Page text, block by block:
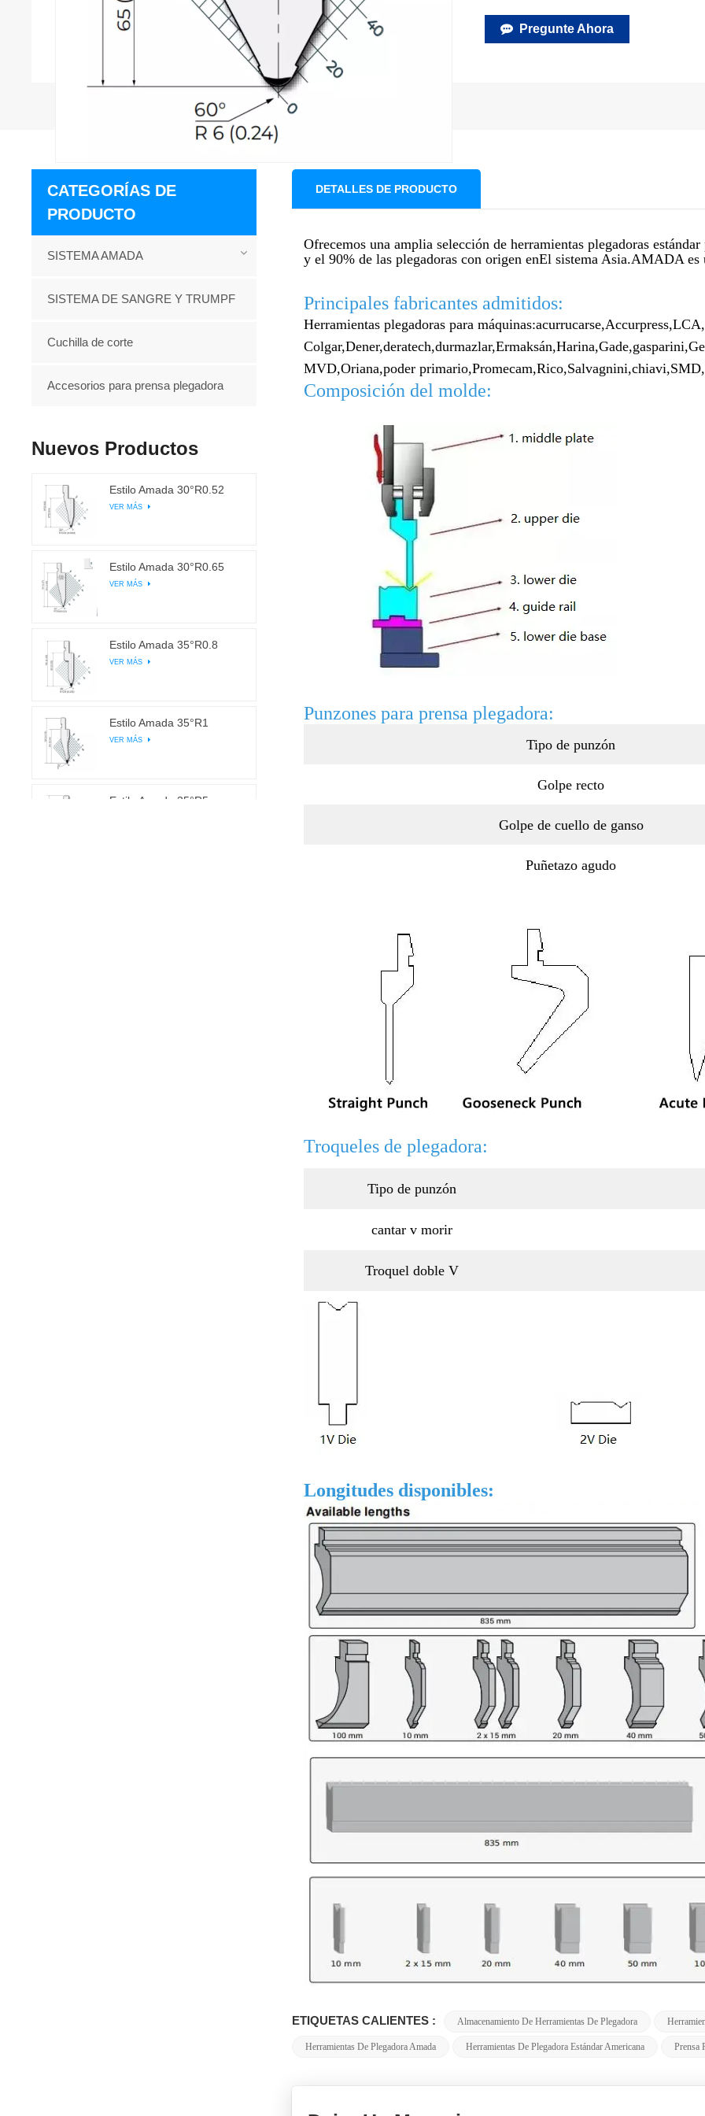
Pregunte Ahora
DETALLES DE PRODUCTO
Ofrecemos una amplia selección de herramientas plegadoras
y el 90% de las plegadoras con origen enEl sistema Asia.AMADA es
Principales fabricantes admitidos:
Herramientas plegadoras para máquinas:acurrucarse,Accurpress,LCA,
Colgar,Dener,deratech,durmazlar,Ermaksán,Harina,Gade,gasparini,
MVD,Oriana,poder primario,Promecam,Rico,Salvagnini,chiavi,SMD,
Composición del molde:
Punzones para prensa plegadora:
Tipo de punzón
Golpe recto
Golpe de cuello de ganso
Puñetazo agudo
Troqueles de plegadora:
Tipo de punzón
cantar v morir
Troquel doble V
Longitudes disponibles:
ETIQUETAS CALIENTES : Almacenamiento De Herramientas De Plegadora
Herramientas De Plegadora Amada Herramientas De Plegadora Estándar Americana Prensa
CATEGORÍAS DE
PRODUCTO
SISTEMA AMADA
SISTEMA DE SANGRE Y TRUMPF
Cuchilla de corte
Accesorios para prensa plegadora
Nuevos Productos
Estilo Amada 30°R0.52
VER MÁS
Estilo Amada 30°R0.65
VER MÁS
Estilo Amada 35°R0.8
VER MÁS
Estilo Amada 35°R1
VER MÁS
Estilo Amada 35°R5